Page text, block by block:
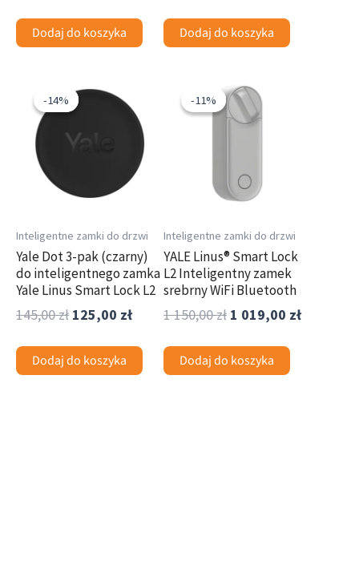
Dodaj do koszyka Dodaj do koszyka
-14%
-14%
Inteligentne zamki do drzwi
Yale Dot 3-pak (czarny)
do inteligentnego zamka
Yale Linus Smart Lock L2
145,00zł
cena
wynosiła:
145,00 zł.
125,00 zł
wynosi:
125,00 zł.
Dodaj do koszyka
-11%
-11%
Inteligentne zamki do drzwi
YALE Linus® Smart Lock
L2 Inteligentny zamek
srebrny WiFi Bluetooth
1 150,00zł
cena
wynosiła:
1 019,00 zł
Dodaj do koszyka